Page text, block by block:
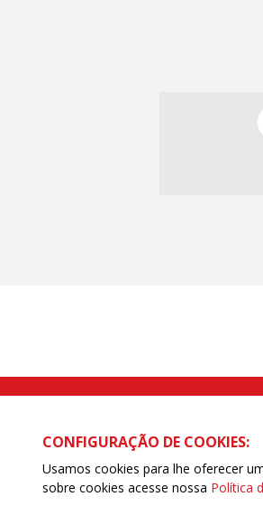
Rua Caetano Pinto nº 575 CEP
CONFIGURAÇÃO DE COOKIES:
Usamos cookies para lhe oferecer
sobre cookies acesse nossa Política